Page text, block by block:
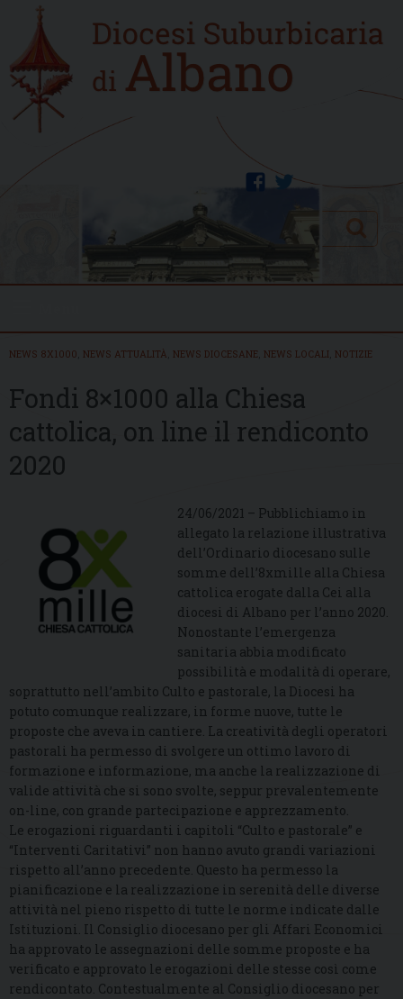
content
Home
new
twitter
facebook
Search
NEWS 8X1000 NEWS ATTUALITÀ NEWS DIOCESANE NEWS LOCALI NOTIZIE
Fondi 8×1000 alla Chiesa
cattolica, on line il rendiconto
2020
24/06/2021 – Pubblichiamo in
allegato la relazione illustrativa
dell’Ordinario diocesano sulle
somme dell’8xmille alla Chiesa
cattolica erogate dalla Cei alla
diocesi di Albano per l’anno 2020.
Nonostante l’emergenza
sanitaria abbia modificato
possibilità e modalità di operare,
soprattutto nell’ambito Culto e pastorale, la Diocesi ha
potuto comunque realizzare, in forme nuove, tutte le
proposte che aveva in cantiere. La creatività degli operatori
pastorali ha permesso di svolgere un ottimo lavoro di
formazione e informazione, ma anche la realizzazione di
valide attività che si sono svolte, seppur prevalentemente
on-line, con grande partecipazione e apprezzamento.
Le erogazioni riguardanti i capitoli “Culto e pastorale” e
“Interventi Caritativi” non hanno avuto grandi variazioni
rispetto all’anno precedente. Questo ha permesso la
pianificazione e la realizzazione in serenità delle diverse
attività nel pieno rispetto di tutte le norme indicate dalle
Istituzioni. Il Consiglio diocesano per gli Affari Economici
ha approvato le assegnazioni delle somme proposte e ha
verificato e approvato le erogazioni delle stesse così come
rendicontato. Contestualmente al Consiglio diocesano per